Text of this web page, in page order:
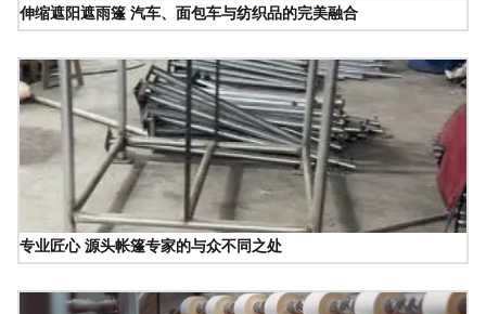
伸缩遮阳遮雨篷 汽车、面包车与纺织品的完美融合
专业匠心 源头帐篷专家的与众不同之处